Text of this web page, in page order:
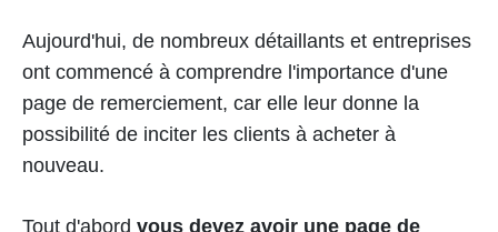
Aujourd'hui, de nombreux détaillants et entreprises
ont commencé à comprendre l'importance d'une
page de remerciement, car elle leur donne la
possibilité de inciter les clients à acheter à
nouveau.
Tout d'abord vous devez avoir une page de